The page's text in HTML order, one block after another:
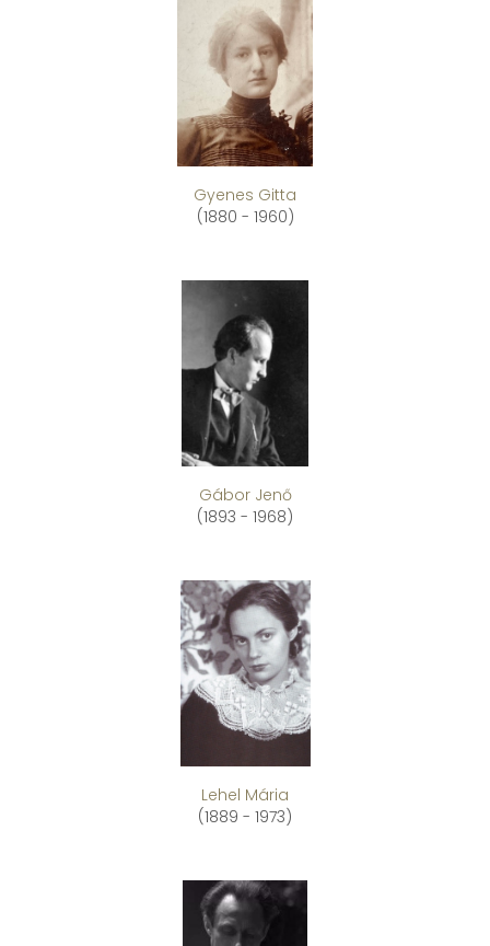
Gyenes Gitta
(1880 - 1960)
Gábor Jenő
(1893 - 1968)
Lehel Mária
(1889 - 1973)